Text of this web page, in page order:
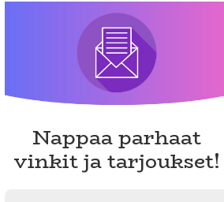
Nappaa parhaat
vinkit ja tarjoukset!